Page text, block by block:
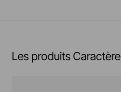
Les produits Caractère